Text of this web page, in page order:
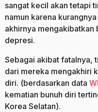
sangat kecil akan tetapi
namun karena
akhirnya mengakibatkan
depresi.
Sebagai akibat fatalnya,
dari mereka mengakhiri
diri. (berdasarkan data
kematian bunuh diri
Korea Selatan).